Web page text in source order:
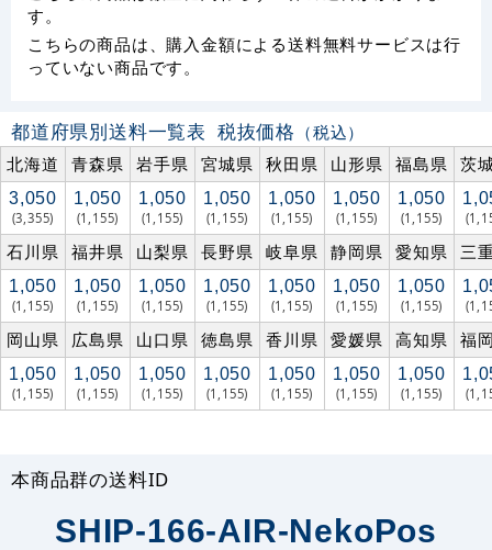
す。
こちらの商品は、購入金額による送料無料サービスは行
っていない商品です。
都道府県別送料一覧表 税抜価格 （税込）
北海道
青森県 岩手県 宮城県 秋田県 山形県 福島県 茨
3,050
(3,355)
1,050
(1,155)
1,050
(1,155)
1,050
(1,155)
1,050
(1,155)
1,050
(1,155)
1,050
(1,155)
石川県 福井県 山梨県 長野県 岐阜県 静岡県 愛知県 三
1,050
(1,155)
1,050
(1,155)
1,050
(1,155)
1,050
(1,155)
1,050
(1,155)
1,050
(1,155)
1,050
(1,155)
岡山県 広島県 山口県 徳島県 香川県 愛媛県 高知県 福
1,050
(1,155)
1,050
(1,155)
1,050
(1,155)
1,050
(1,155)
1,050
(1,155)
1,050
(1,155)
1,050
(1,155)
本商品群の送料ID
SHIP-166-AIR-NekoPos